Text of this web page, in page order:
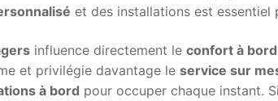
et des installations est
influence directement le confort à bord
et privilégie davantage le service sur
à bord pour occuper chaque instant.